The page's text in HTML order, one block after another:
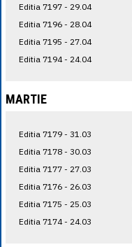
Editia 7197 - 29.04
Editia 7196 - 28.04
Editia 7195 - 27.04
Editia 7194 - 24.04
MARTIE
Editia 7179 - 31.03
Editia 7178 - 30.03
Editia 7177 - 27.03
Editia 7176 - 26.03
Editia 7175 - 25.03
Editia 7174 - 24.03